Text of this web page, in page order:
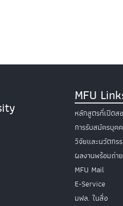
MFU
หลักสูตรที่เปิดส
การรับสมัครบุค
วิจัยและนวัตกร
ผลงานพร้อมถ่า
MFU Mail
E-Service
มฟล. ในสื่อ